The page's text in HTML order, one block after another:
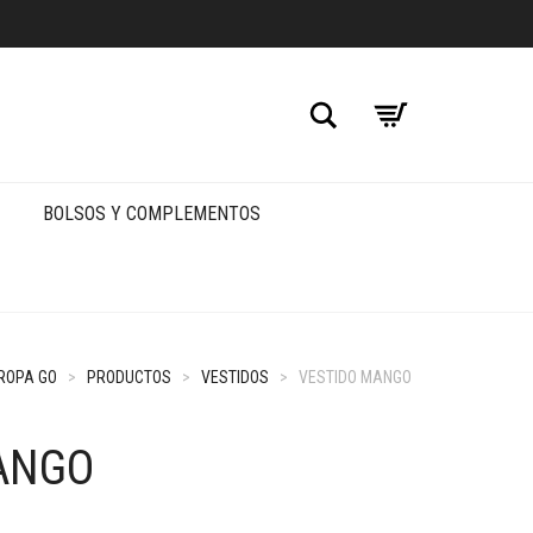
Buscar
BOLSOS Y COMPLEMENTOS
GO > PRODUCTOS > VESTIDOS > VESTIDO MANGO